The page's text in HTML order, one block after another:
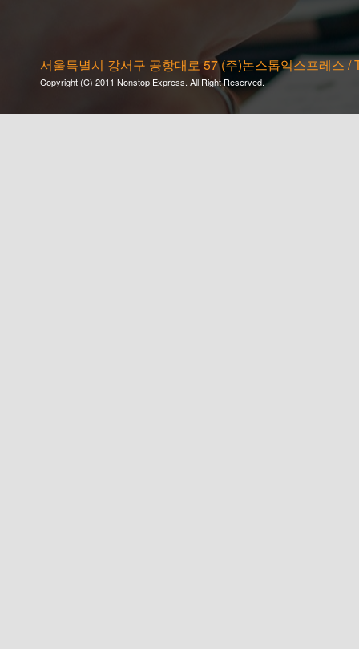
서울특별시 강서구 공항대로 57 (주)논스톱익스프레스 /
Copyright (C) 2011 Nonstop Express. All Right Reserved.